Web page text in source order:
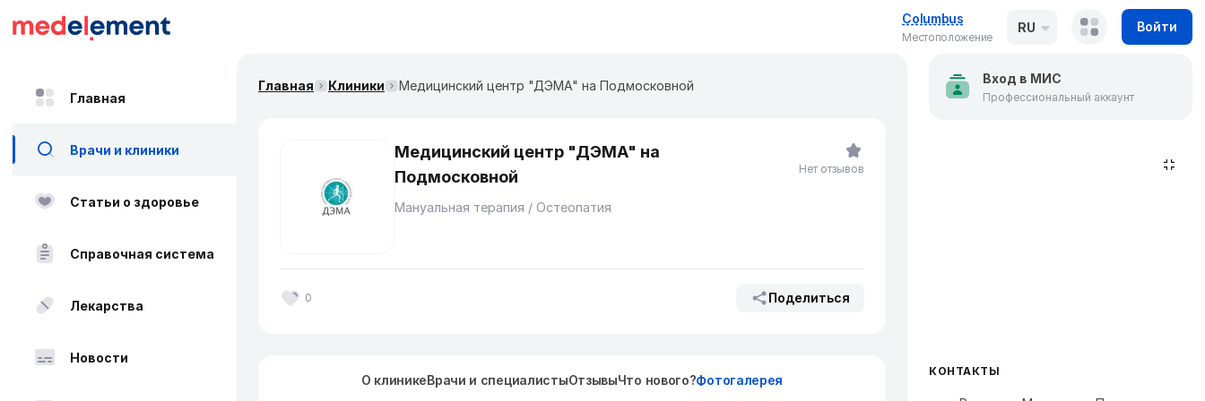
Columbus
Местоположение
RU Войти
Главная
Врачи и клиники
Статьи о здоровье
Справочная система
Лекарства
Новости
Главная Клиники Медицинский центр "ДЭМА" на ​Подмосковной
Медицинский центр "ДЭМА" на ​
Подмосковной
Мануальная терапия / Остеопатия
0 Поделиться
Нет отзывов
О клиникеВрачи и специалистыОтзывыЧто нового?Фотогалерея
Вход в МИС
Профессиональный аккаунт
КОНТАКТЫ